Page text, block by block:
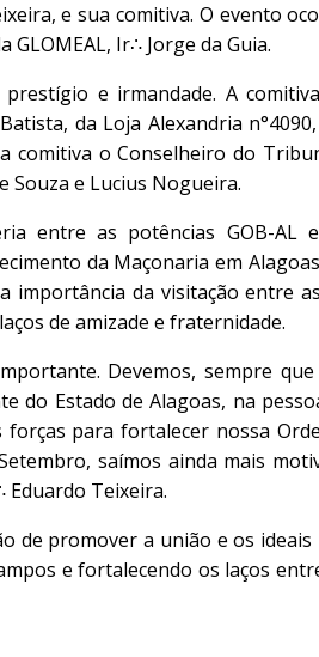
e sua comitiva. O evento
Ir∴ Jorge da Guia.
e irmandade. A
da Loja Alexandria
comitiva o Conselheiro do
Souza e Lucius Nogueira.
entre as potências GOB-AL
da Maçonaria em
da visitação entre
de amizade e fraternidade.
Devemos, sempre
do Estado de Alagoas, na
para fortalecer nossa
saímos ainda mais
Teixeira.
de promover a união e os
e fortalecendo os laços